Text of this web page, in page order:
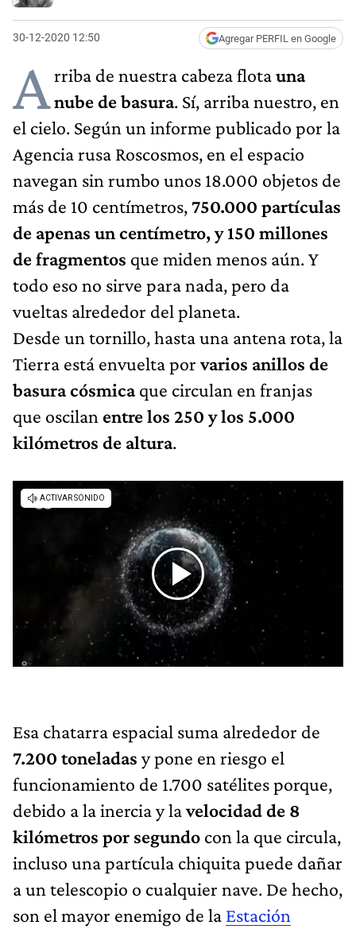
30-12-2020 12:50 Agregar PERFIL en Google
Arriba de nuestra cabeza flotauna
nube de basura. Sí, arriba nuestro, en
el cielo. Según un informe publicado por la
Agencia rusa Roscosmos, en el espacio
navegan sin rumbo unos 18.000 objetos de
más de 10 centímetros, 750.000 partículas
de apenas un centímetro, y 150 millones
de fragmentos que miden menos aún. Y
todo eso no sirve para nada, pero da
vueltas alrededor del planeta.
Desde un tornillo, hasta una antena rota, la
Tierra está envuelta porvarios anillos de
basura cósmicaque circulan en franjas
que oscilan entre los 250 y los 5.000
kilómetros de altura.
Esa chatarra espacial suma alrededor de
7.200 toneladas y pone en riesgo el
funcionamiento de 1.700 satélites porque,
debido a la inercia y lavelocidad de 8
kilómetros por segundo con la que circula,
incluso una partícula chiquita puede dañar
a un telescopio o cualquier nave. De hecho,
son el mayor enemigo de la Estación